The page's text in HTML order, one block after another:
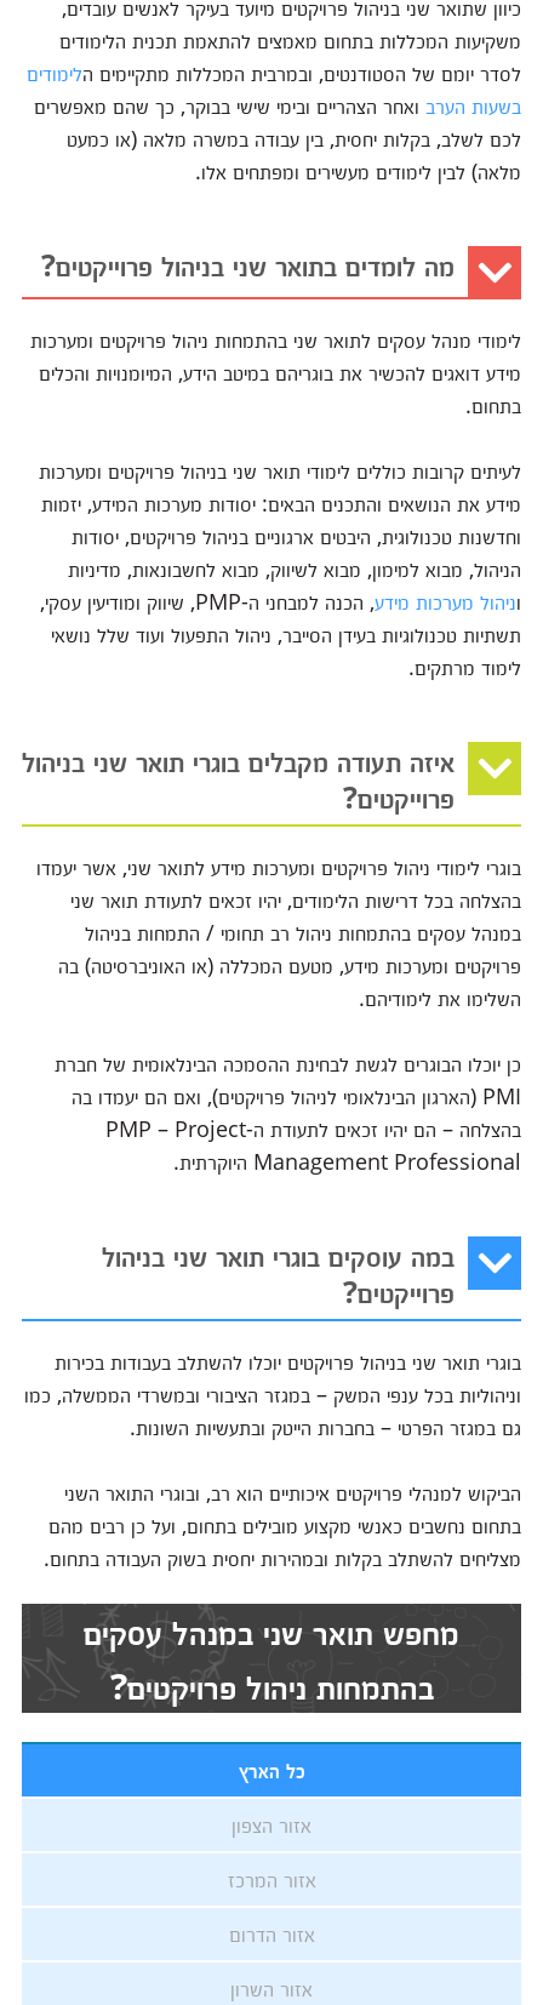
כיוון שתואר שני בניהול פרויקטים מיועד בעיקר לאנשים עובדים,
משקיעות המכללות בתחום מאמצים להתאמת תכנית הלימודים
לסדר יומם של הסטודנטים, ובמרבית המכללות מתקיימים הלימודים
בשעות הערבואחר הצהריים ובימי שישי בבוקר, כך שהם מאפשרים
לכם לשלב, בקלות יחסית, בין עבודה במשרה מלאה (או כמעט
מלאה) לבין לימודים מעשירים ומפתחים אלו.
מה לומדים בתואר שני בניהול פרוייקטים?
לימודי מנהל עסקים לתואר שני בהתמחות ניהול פרויקטים ומערכות
מידע דואגים להכשיר את בוגריהם במיטב הידע, המיומנויות והכלים
בתחום.
לעיתים קרובות כוללים לימודי תואר שני בניהול פרויקטים ומערכות
מידע את הנושאים והתכנים הבאים: יסודות מערכות המידע, יזמות
וחדשנות טכנולוגית, היבטים ארגוניים בניהול פרויקטים, יסודות
הניהול, מבוא למימון, מבוא לשיווק, מבוא לחשבונאות, מדיניות
וניהול מערכות מידע
, הכנה למבחני ה-PMP, שיווק ומודיעין עסקי,
תשתיות טכנולוגיות בעידן הסייבר, ניהול התפעול ועוד שלל נושאי
לימוד מרתקים.
איזה תעודה מקבלים בוגרי תואר שני בניהול
פרוייקטים?
בוגרי לימודי ניהול פרויקטים ומערכות מידע לתואר שני, אשר יעמדו
בהצלחה בכל דרישות הלימודים, יהיו זכאים לתעודת תואר שני
במנהל עסקים בהתמחות ניהול רב תחומי / התמחות בניהול
פרויקטים ומערכות מידע, מטעם המכללה (או האוניברסיטה) בה
השלימו את לימודיהם.
כן יוכלו הבוגרים לגשת לבחינת ההסמכה הבינלאומית של חברת
PMI (הארגון הבינלאומי לניהול פרויקטים), ואם הם יעמדו בה
בהצלחה – הם יהיו זכאים לתעודת ה-PMP – Project
Management Professional היוקרתית.
במה עוסקים בוגרי תואר שני בניהול
פרוייקטים?
בוגרי תואר שני בניהול פרויקטים יוכלו להשתלב בעבודות בכירות
וניהוליות בכל ענפי המשק – במגזר הציבורי ובמשרדי הממשלה, כמו
גם במגזר הפרטי – בחברות הייטק ובתעשיות השונות.
הביקוש למנהלי פרויקטים איכותיים הוא רב, ובוגרי התואר השני
בתחום נחשבים כאנשי מקצוע מובילים בתחום, ועל כן רבים מהם
מצליחים להשתלב בקלות ובמהירות יחסית בשוק העבודה בתחום.
מחפש תואר שני במנהל עסקים
בהתמחות ניהול פרויקטים?
כל הארץ
אזור הצפון
אזור המרכז
אזור הדרום
אזור השרון